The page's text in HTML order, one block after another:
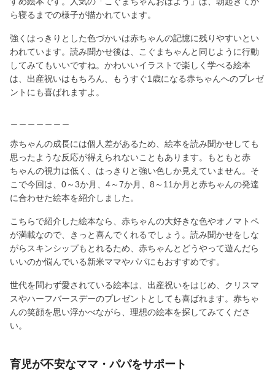
ら寝るまでの様子が描かれています。
強くはっきりとした色づかいは赤ちゃんの記憶に残りやすいとい
われています。読み聞かせ後は、こぐまちゃんと同じように行動
してみてもいいですね。かわいいイラストで楽しく学べる絵本
は、出産祝いはもちろん、もうすぐ1歳になる赤ちゃんへのプレゼ
ントにも喜ばれますよ。
赤ちゃんの成長には個人差があるため、絵本を読み聞かせしても
思ったような反応が得えられないこともあります。もともと赤
ちゃんの視力は低く、はっきりと強い色しか見えていません。そ
こで今回は、0～3か月、4～7か月、8～11か月と赤ちゃんの発達
に合わせた絵本を紹介しました。
こちらで紹介した絵本なら、赤ちゃんの大好きな色やオノマトペ
が満載なので、きっと喜んでくれるでしょう。読み聞かせをしな
がらスキンシップもとれるため、赤ちゃんとどうやって遊んだら
いいのか悩んでいる新米ママやパパにもおすすめです。
世代を問わず愛されている絵本は、出産祝いをはじめ、クリスマ
スやハーフバースデーのプレゼントとしても喜ばれます。赤ちゃ
んの笑顔を思い浮かべながら、理想の絵本を探してみてくださ
い。
育児が不安なママ・パパをサポート